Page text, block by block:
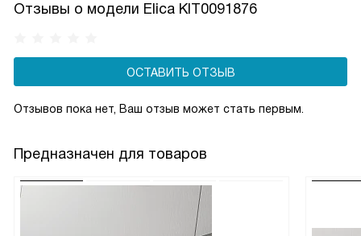
Отзывы о модели Elica KIT0091876
ОСТАВИТЬ ОТЗЫВ
Отзывов пока нет, Ваш отзыв может стать первым.
Предназначен для товаров